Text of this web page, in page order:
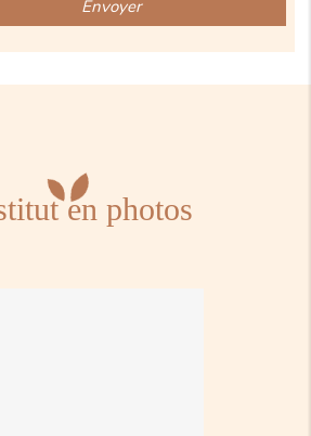
en photos